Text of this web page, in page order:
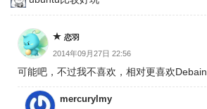
恋羽
2014年09月27日 22:56
可能吧，不过我不喜欢，相对更喜欢Debain
mercurylmy